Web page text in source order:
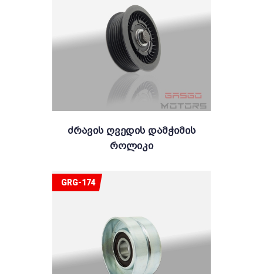
Ძრავის Ღვედის Დამჭიმის
Როლიკი
GRG-174